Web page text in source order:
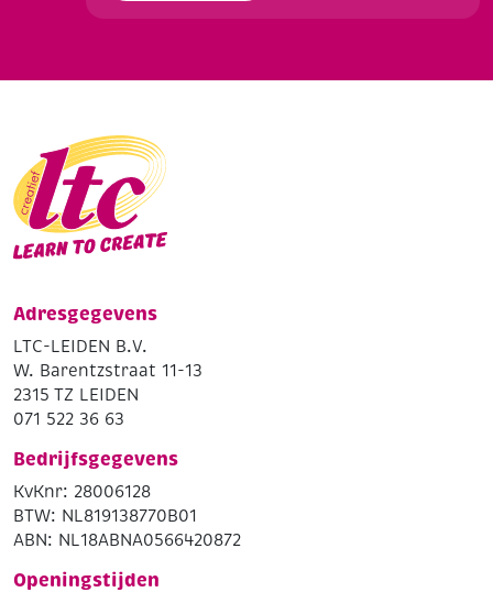
Adresgegevens
LTC-LEIDEN B.V.
W. Barentzstraat 11-13
2315 TZ LEIDEN
071 522 36 63
Bedrijfsgegevens
KvKnr: 28006128
BTW: NL819138770B01
ABN: NL18ABNA0566420872
Openingstijden